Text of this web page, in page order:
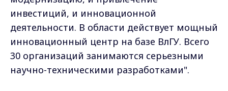
инвестиций, и инновационной
деятельности. В области действует мощный
инновационный центр на базе ВлГУ. Всего
30 организаций занимаются серьезными
научно-техническими разработками".